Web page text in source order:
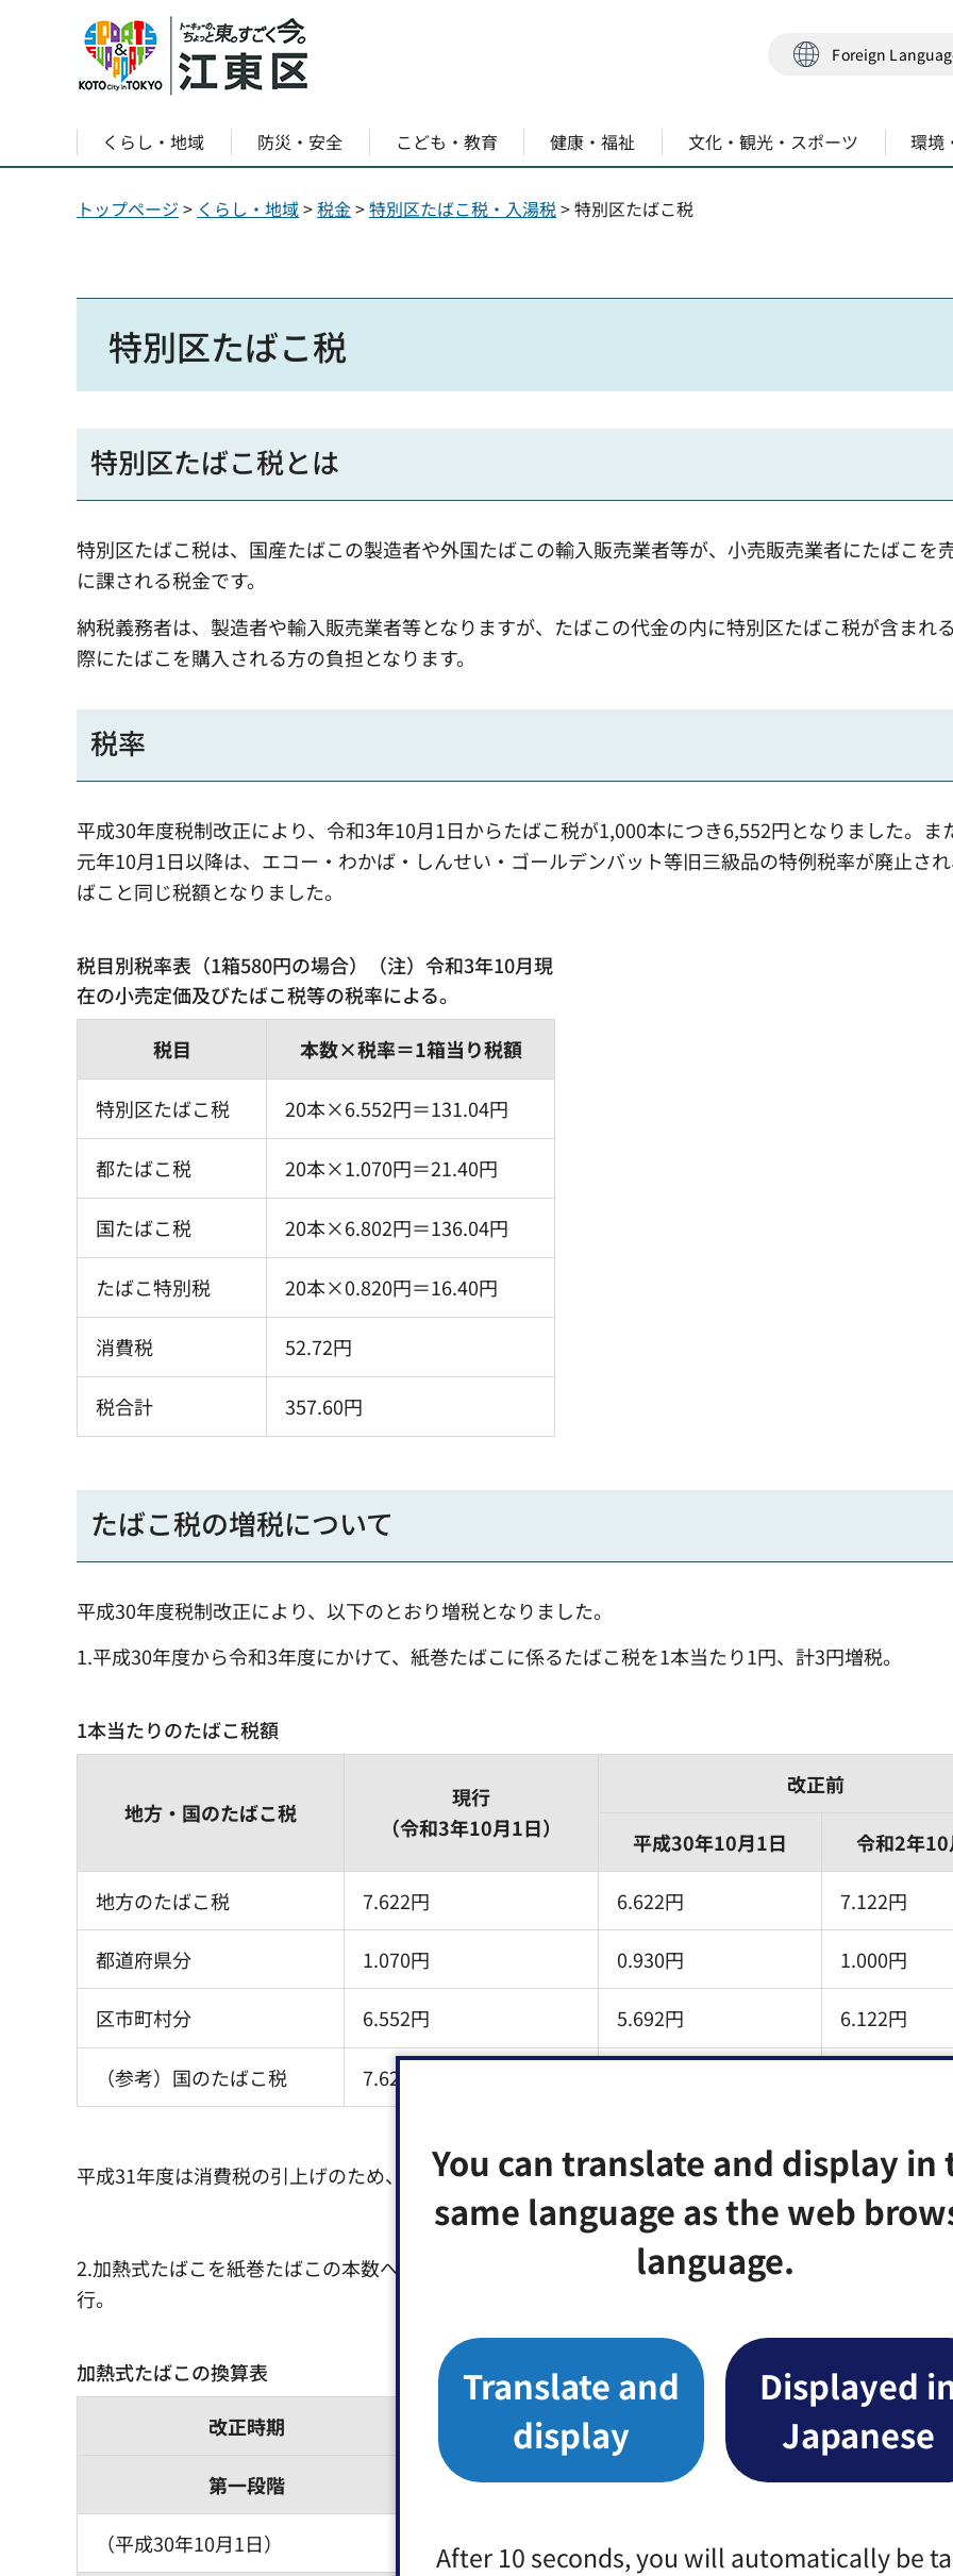
You can translate and display in
same language as the web
language.
Translate and
display
Displayed
Japanese
After 10 seconds, you will automatically be
Foreign
くらし・地域 防災・安全 こども・教育 健康・福祉 文化・観光・スポーツ 環境
トップページ > くらし・地域>税金>特別区たばこ税・入湯税> 特別区たばこ税
特別区たばこ税
特別区たばこ税とは
特別区たばこ税は、国産たばこの製造者や外国たばこの輸入販売業者等が、小売販売業者にたばこを
に課される税金です。
納税義務者は、製造者や輸入販売業者等となりますが、たばこの代金の内に特別区たばこ税が含まれ
際にたばこを購入される方の負担となります。
税率
平成30年度税制改正により、令和3年10月1日からたばこ税が1,000本につき6,552円となりました。ま
元年10月1日以降は、エコー・わかば・しんせい・ゴールデンバット等旧三級品の特例税率が廃止さ
ばこと同じ税額となりました。
税目別税率表（1箱580円の場合）（注）令和3年10月現
在の小売定価及びたばこ税等の税率による。
税目
本数×税率＝1箱当り税額
特別区たばこ税 20本×6.552円＝131.04円
都たばこ税 20本×1.070円＝21.40円
国たばこ税 20本×6.802円＝136.04円
たばこ特別税 20本×0.820円＝16.40円
消費税 52.72円
税合計 357.60円
たばこ税の増税について
平成30年度税制改正により、以下のとおり増税となりました。
1.平成30年度から令和3年度にかけて、紙巻たばこに係るたばこ税を1本当たり1円、計3円増税。
1本当たりのたばこ税額
地方・国のたばこ税
現行
（令和3年10月1日）
改正前
平成30年10月1日 令和2年
地方のたばこ税 7.622円 6.622円 7.122円
都道府県分 1.070円 0.930円 1.000円
区市町村分 6.552円 5.692円 6.122円
（参考）国のたばこ税 7.622円
平成31年度は消費税の引上げのため、たばこ税は据え置き。
2.加熱式たばこを紙巻たばこの本数へ換算する方式を、「重量」と「価格」による新しい換算方式へ
行。
加熱式たばこの換算表
改正時期
現行の換算方式 改正後の換算方
第一段階
（平成30年10月1日）